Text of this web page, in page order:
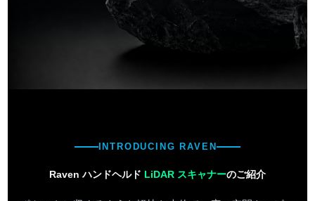
INTRODUCING RAVEN
Ravenハンドヘルド LiDAR スキャナーのご紹介